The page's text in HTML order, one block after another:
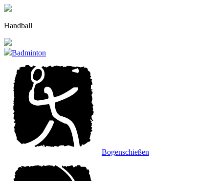
Zu
Inhalten
Handball
Badminton
Bogenschießen